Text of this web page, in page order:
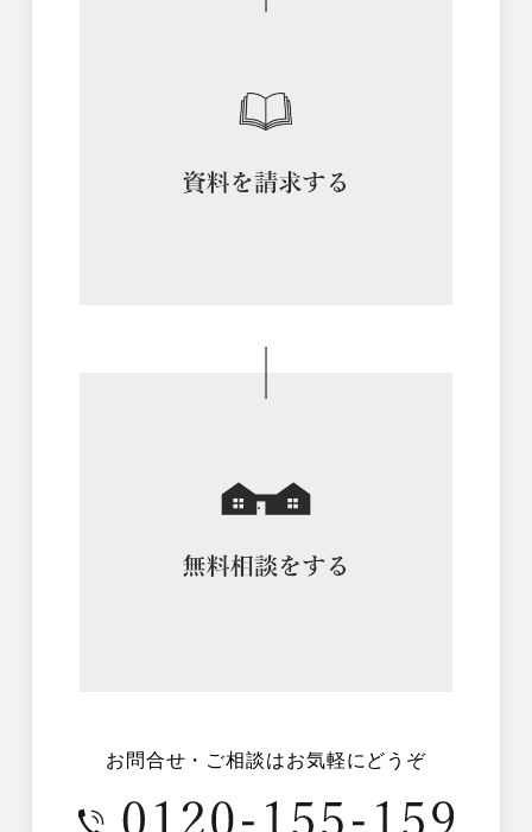
お問合せ・ご相談はお気軽にどうぞ